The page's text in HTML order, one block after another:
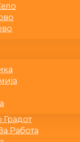
Работа